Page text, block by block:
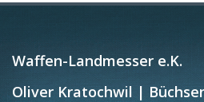
Waffen-Landmesser e.K.
Oliver Kratochwil |